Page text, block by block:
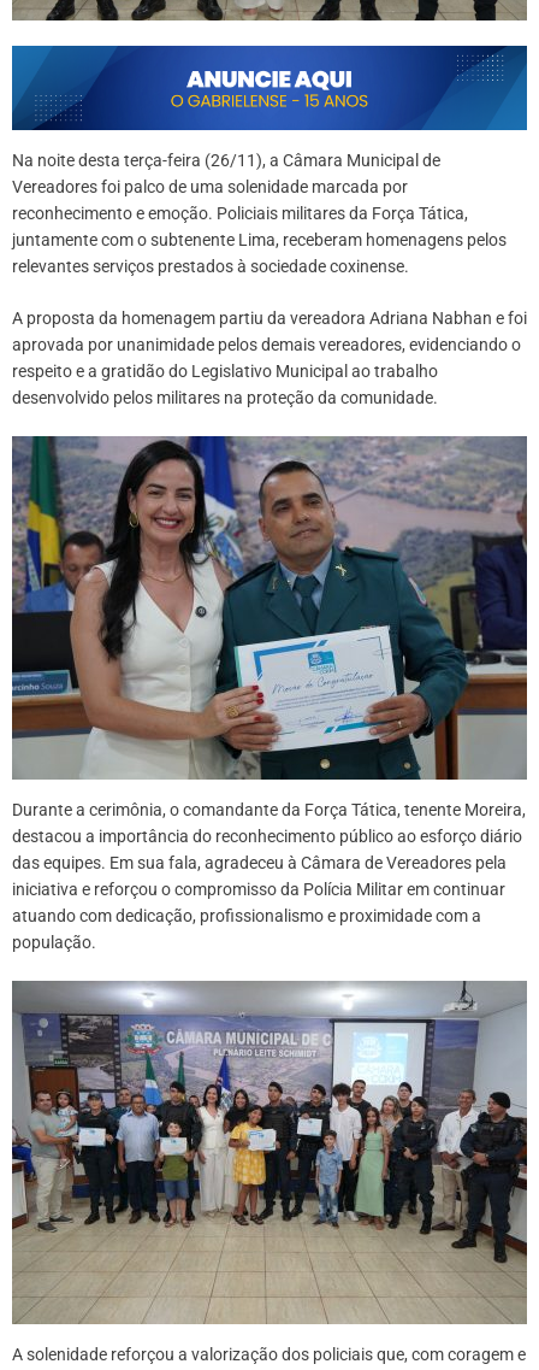
Na noite desta terça-feira (26/11), a Câmara Municipal de
Vereadores foi palco de uma solenidade marcada por
reconhecimento e emoção. Policiais militares da Força Tática,
juntamente com o subtenente Lima, receberam homenagens pelos
relevantes serviços prestados à sociedade coxinense.
A proposta da homenagem partiu da vereadora Adriana Nabhan e foi
aprovada por unanimidade pelos demais vereadores, evidenciando o
respeito e a gratidão do Legislativo Municipal ao trabalho
desenvolvido pelos militares na proteção da comunidade.
Durante a cerimônia, o comandante da Força Tática, tenente Moreira,
destacou a importância do reconhecimento público ao esforço diário
das equipes. Em sua fala, agradeceu à Câmara de Vereadores pela
iniciativa e reforçou o compromisso da Polícia Militar em continuar
atuando com dedicação, profissionalismo e proximidade com a
população.
A solenidade reforçou a valorização dos policiais que, com coragem e